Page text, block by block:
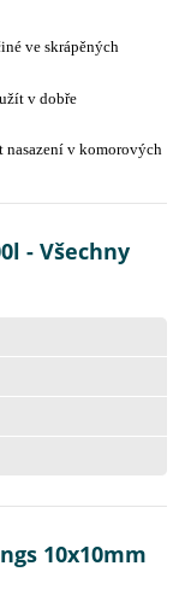
ve skrápěných
v dobře
v komorových
- Všechny
10x10mm